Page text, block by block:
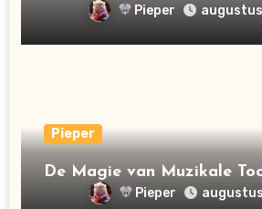
Pieper
Pieper
De Magie van Muzikale
Pieper